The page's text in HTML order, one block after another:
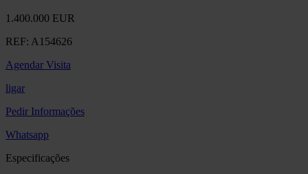
1.400.000 EUR
REF: A154626
Agendar Visita
ligar
Pedir Informações
Whatsapp
Especificações